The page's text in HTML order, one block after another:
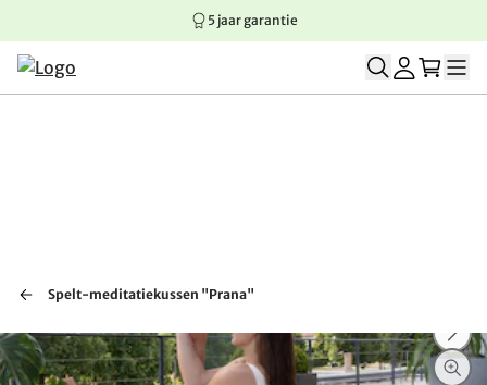
Springen naar hoofdinhoud
Springen naar hoofdnavigatie
Springen naar voettekst
5 jaar garantie
Spelt-meditatiekussen "Prana"